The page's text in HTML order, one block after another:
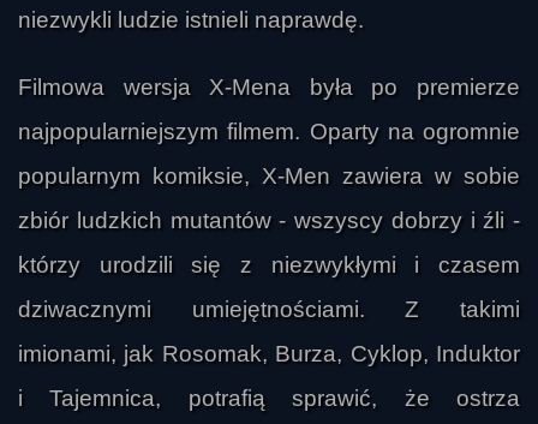
niezwykli ludzie istnieli naprawdę.
Filmowa wersja X-Mena była po premierze
najpopularniejszym filmem. Oparty na ogromnie
popularnym komiksie, X-Men zawiera w sobie
zbiór ludzkich mutantów - wszyscy dobrzy i źli -
którzy urodzili się z niezwykłymi i czasem
dziwacznymi umiejętnościami. Z takimi
imionami, jak Rosomak, Burza, Cyklop, Induktor
i Tajemnica, potrafią sprawić, że ostrza